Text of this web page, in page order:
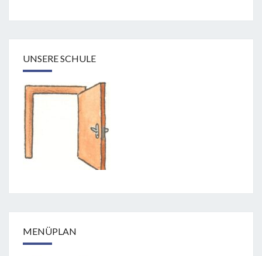
UNSERE SCHULE
MENÜPLAN